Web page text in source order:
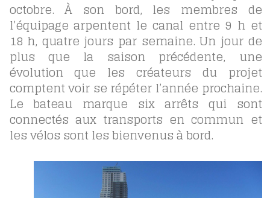
octobre. À son bord, les membres de
l’équipage arpentent le canal entre 9 h et
18 h, quatre jours par semaine. Un jour de
plus que la saison précédente, une
évolution que les créateurs du projet
comptent voir se répéter l’année prochaine.
Le bateau marque six arrêts qui sont
connectés aux transports en commun et
les vélos sont les bienvenus à bord.